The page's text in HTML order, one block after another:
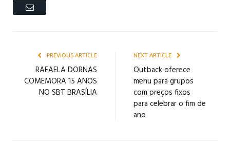
Email
PREVIOUS ARTICLE
RAFAELA DORNAS
COMEMORA 15 ANOS
NO SBT BRASÍLIA
NEXT ARTICLE
Outback oferece
menu para grupos
com preços fixos
para celebrar o fim de
ano